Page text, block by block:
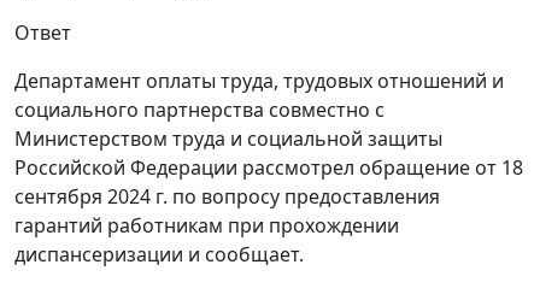
Ответ
Департамент оплаты труда, трудовых отношений и
социального партнерства совместно с
Министерством труда и социальной защиты
Российской Федерации рассмотрел обращение от 18
сентября 2024 г. по вопросу предоставления
гарантий работникам при прохождении
диспансеризации и сообщает.